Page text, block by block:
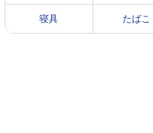
寝具 たばこ